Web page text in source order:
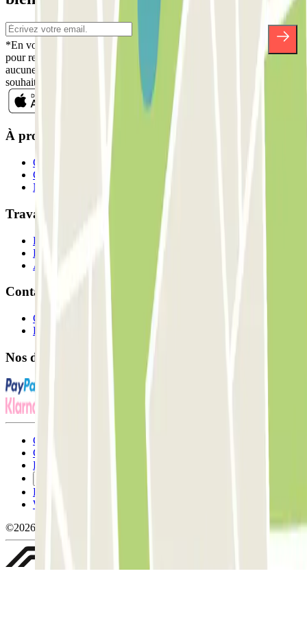
*En vous inscrivant, vous acceptez notre politique de confidentialité
pour recevoir des communications commerciales de Parclick. Sans
aucune obligation, vous pouvez vous désinscrire quand vous le
souhaitez dans la même newsletter.
À propos de Parclick
Qui sommes-nous ?
Comment ça marche?
Nos parkings
Travaillons ensemble?
Professionnels
Fournisseur de parking
Affiliés
Contact
Contactez-nous
FAQ
Nos différents modes de paiement:
Conditions générales d'utilisation et contrat
Conditions d'annulation
Politique relative aux cookies
Politique de confidentialité
Whistleblowing
©2026 Parclick. Tous droits réservés